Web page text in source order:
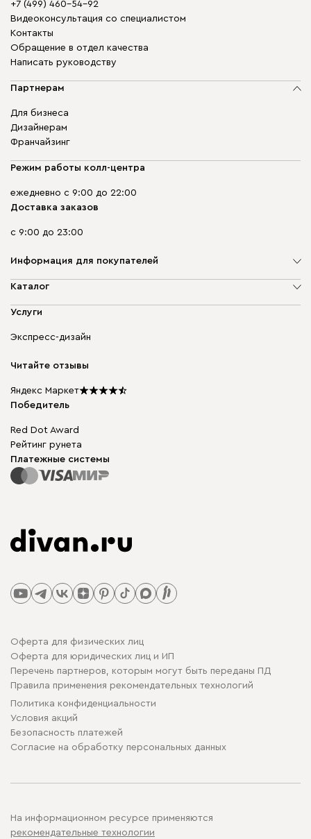
+7 (499) 460-54-92
Видеоконсультация со специалистом
Контакты
Обращение в отдел качества
Написать руководству
Партнерам
Для бизнеса
Дизайнерам
Франчайзинг
Режим работы колл-центра
ежедневно с 9:00 до 22:00
Доставка заказов
с 9:00 до 23:00
Информация для покупателей
О компании
Доставка и оплата
диван.клуб
Подарочные сертификаты
Мы в прессе
Каталог
Мягкая мебель
Бескаркасная мебель
Столы и стулья
Услуги
Экспресс-дизайн
Читайте отзывы
Яндекс Маркет
Победитель
Red Dot Award
Рейтинг рунета
Платежные системы
Оферта для физических лиц
Оферта для юридических лиц и ИП
Перечень партнеров, которым могут быть переданы ПД
Правила применения рекомендательных технологий
Политика конфиденциальности
Условия акций
Безопасность платежей
Cогласие на обработку персональных данных
На информационном ресурсе применяются
рекомендательные технологии